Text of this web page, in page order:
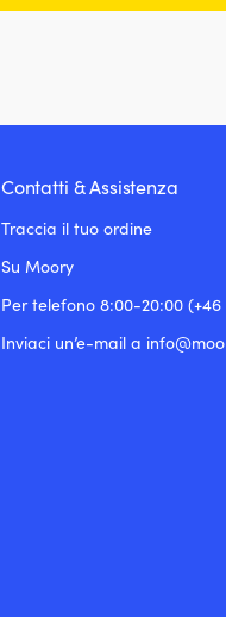
Contatti & Assistenza
Traccia il tuo ordine
Su Moory
Per telefono 8:00-20:00 (+46
Inviaci un’e-mail a